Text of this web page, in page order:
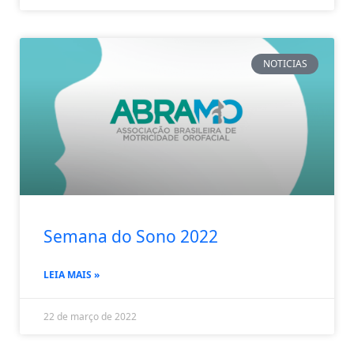
NOTICIAS
Semana do Sono 2022
LEIA MAIS »
22 de março de 2022